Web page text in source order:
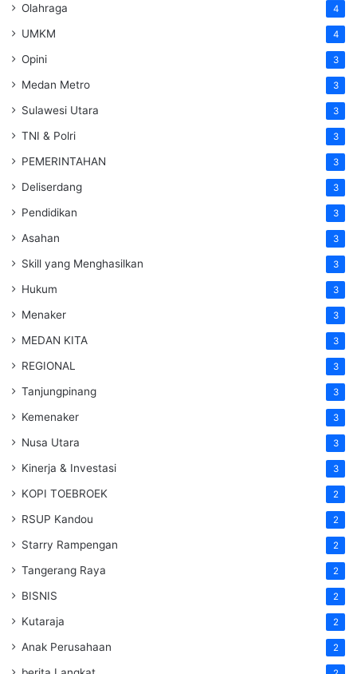
Olahraga 4
UMKM 4
Opini 3
Medan Metro 3
Sulawesi Utara 3
TNI & Polri 3
PEMERINTAHAN 3
Deliserdang 3
Pendidikan 3
Asahan 3
Skill yang Menghasilkan 3
Hukum 3
Menaker 3
MEDAN KITA 3
REGIONAL 3
Tanjungpinang 3
Kemenaker 3
Nusa Utara 3
Kinerja & Investasi 3
KOPI TOEBROEK 2
RSUP Kandou 2
Starry Rampengan 2
Tangerang Raya 2
BISNIS 2
Kutaraja 2
Anak Perusahaan 2